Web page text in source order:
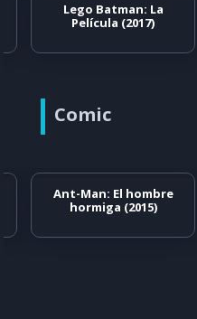
Lego Batman: La
Película (2017)
Comic
Ant-Man: El hombre
hormiga (2015)